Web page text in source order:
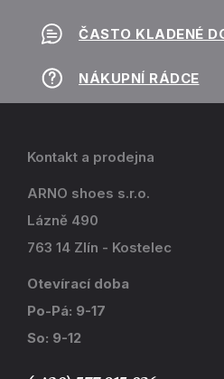
ČASTO KLADENÉ
NÁKUPNÍ RÁDCE
Kontakt a prodejna
ARNO shoes s.r.o.
Lázně 490
763 14 Zlín - Kostelec
Otevírací doba
Po-Pá: 9-17
So: 9-12